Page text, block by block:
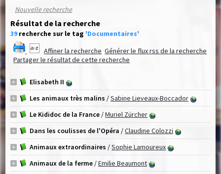
Nouvelle recherche
Résultat de la recherche
39 recherche sur le tag 'Documentaires'
Affiner la recherche Générer le flux rss de la recherche
Partager le résultat de cette recherche
Elisabeth II
Les animaux très malins /Sabine Lieveaux-Boccador
Le Kididoc de la France /Muriel Zürcher
Dans les coulisses de l'Opéra /Claudine Colozzi
Animaux extraordinaires /Sophie Lamoureux
Animaux de la ferme/Emilie Beaumont